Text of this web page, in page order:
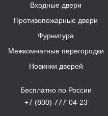
Входные двери
Противопожарные двери
Фурнитура
Межкомнатные перегородки
Новинки дверей
Бесплатно по России
+7 (800) 777-04-23